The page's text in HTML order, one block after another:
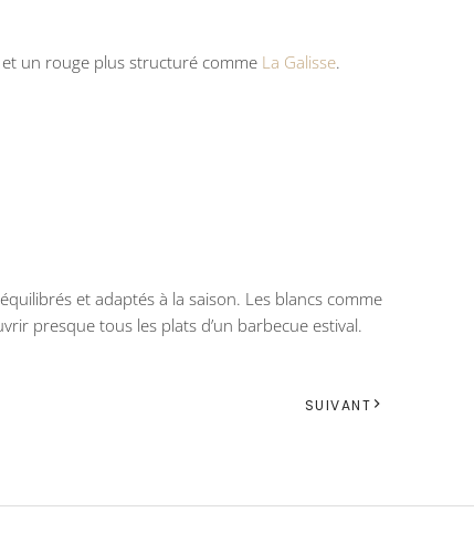
et un rouge plus structuré comme La Galisse.
et adaptés à la saison. Les blancs comme
presque tous les plats d’un barbecue estival.
SUIVANT